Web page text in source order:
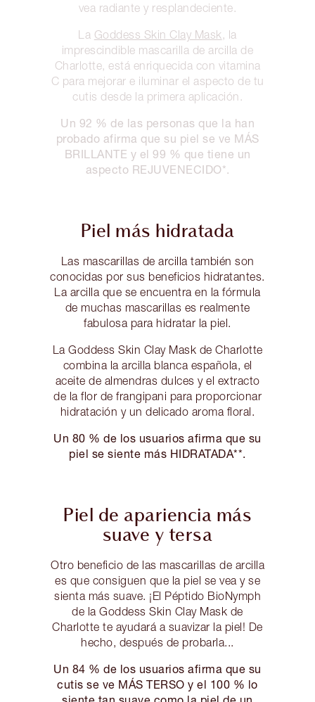
vea radiante y resplandeciente.
La Goddess Skin Clay Mask , la
imprescindible mascarilla de arcilla de
Charlotte, está enriquecida con vitamina
C para mejorar e iluminar el aspecto de tu
cutis desde la primera aplicación.
Un 92 % de las personas que la han
probado afirma que su piel se ve MÁS
BRILLANTE y el 99 % que tiene un
aspecto REJUVENECIDO*.
Piel más hidratada
Las mascarillas de arcilla también son
conocidas por sus beneficios hidratantes.
La arcilla que se encuentra en la fórmula
de muchas mascarillas es realmente
fabulosa para hidratar la piel.
La Goddess Skin Clay Mask de Charlotte
combina la arcilla blanca española, el
aceite de almendras dulces y el extracto
de la flor de frangipani para proporcionar
hidratación y un delicado aroma floral.
Un 80 % de los usuarios afirma que su
piel se siente más HIDRATADA**.
Piel de apariencia más
suave y tersa
Otro beneficio de las mascarillas de arcilla
es que consiguen que la piel se vea y se
sienta más suave. ¡El Péptido BioNymph
de la Goddess Skin Clay Mask de
Charlotte te ayudará a suavizar la piel! De
hecho, después de probarla...
Un 84 % de los usuarios afirma que su
cutis se ve MÁS TERSO y el 100 % lo